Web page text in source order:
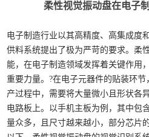
柔性视觉振动盘在电子
电子制造行业以其高精度、高集成度
供料系统提出了极为严苛的要求。柔
能，在电子制造领域发挥着关键作用
重要力量。?在电子元器件的贴装环
产过程中，需要将大量微小且形状各
电路板上。以手机主板为例，其中包
量众多，且尺寸越来越小，部分芯片